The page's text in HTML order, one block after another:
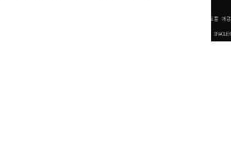
해야 한다. 오라클 삭제 레지스트리 삭